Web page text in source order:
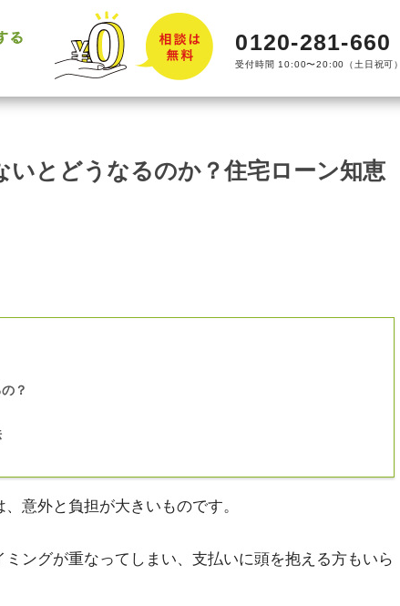
0120-281-660
受付時間 10:00〜20:00（土日祝可）
いとどうなるのか？住宅ローン知恵
？
意外と負担が大きいものです。
ングが重なってしまい、支払いに頭を抱える方もいら